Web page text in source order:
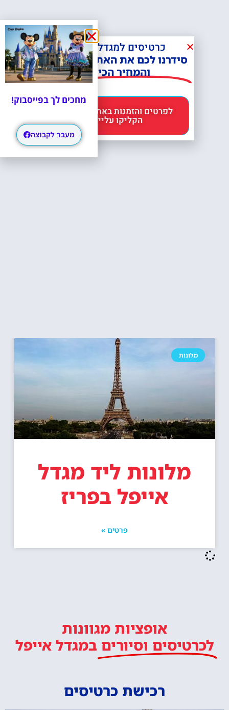
מלונות
מלונות ליד מגדל
אייפל בפריז
פרטים »
אופציות מגוונות
לכרטיסים וסיורים במגדל אייפל
רכישת כרטיסים
כרטיסים למגדל אייפל?
סידרנו לכם את האתר הכי אמין -
והמחיר הכי זול!
הקליקו עליי 😊
מחכים לך בפייסבוק!
מעבר לקבוצה